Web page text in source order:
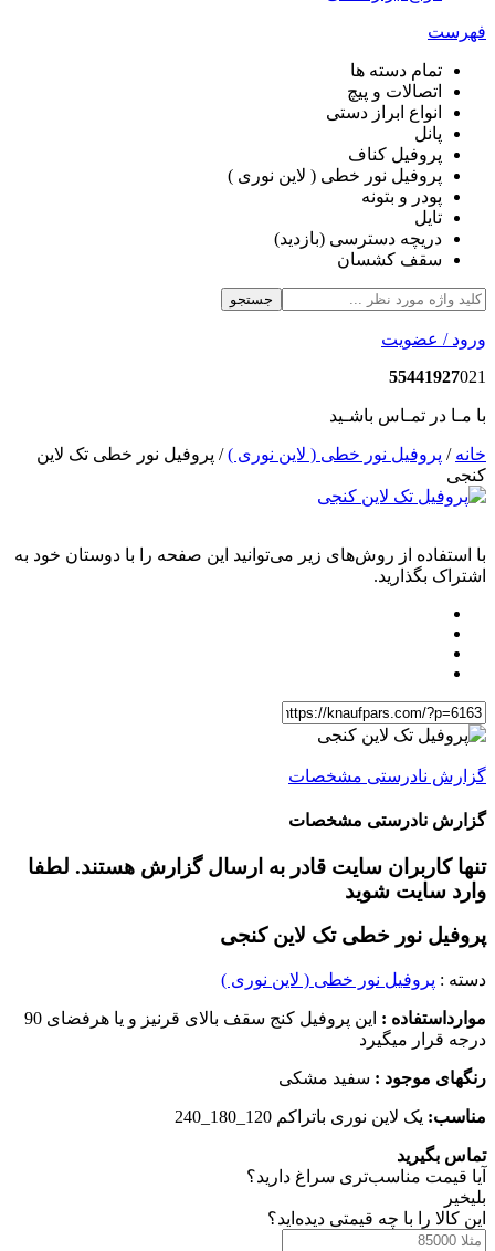
تمام دسته ها
اتصالات و پیچ
انواع ابراز دستی
پانل
پروفیل کناف
پروفیل نور خطی ( لاین نوری )
پودر و بتونه
تایل
دریچه دسترسی (بازدید)
سقف کشسان
جستجو
/ عضویت
55441927
مـا در تمـاس باشـید
/پروفیل نور خطی ( لاین نوری )/ پروفیل نور خطی تک لاین
استفاده از روش‌های زیر می‌توانید این صفحه را با دوستان خود به
بگذارید.
نادرستی مشخصات
نادرستی مشخصات
کاربران سایت قادر به ارسال گزارش هستند. لطفا
سایت شوید
نور خطی تک لاین کنجی
:پروفیل نور خطی ( لاین نوری )
:
این پروفیل کنج سقف بالای قرنیز و یا هرفضای 90
قرار میگیرد
موجود :سفید مشکی
یک لاین نوری باتراکم 120_180_240
بگیرید
قیمت مناسب‌تری سراغ دارید؟
خیر
کالا را با چه قیمتی دیده‌اید؟